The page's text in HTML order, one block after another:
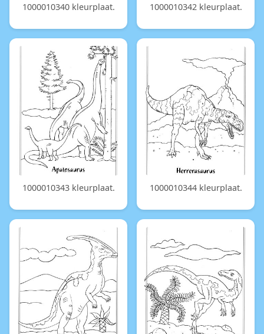
1000010340 kleurplaat. 1000010342 kleurplaat.
1000010343 kleurplaat. 1000010344 kleurplaat.